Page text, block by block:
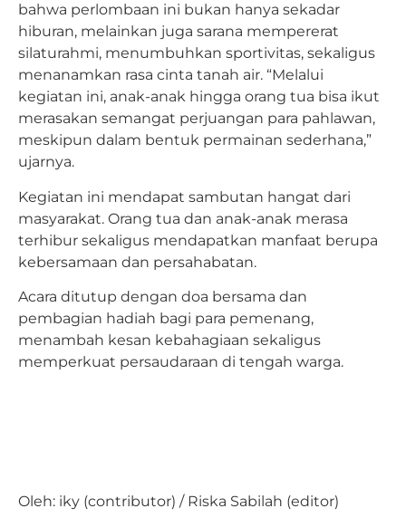
bahwa perlombaan ini bukan hanya sekadar
hiburan, melainkan juga sarana mempererat
silaturahmi, menumbuhkan sportivitas, sekaligus
menanamkan rasa cinta tanah air. “Melalui
kegiatan ini, anak-anak hingga orang tua bisa ikut
merasakan semangat perjuangan para pahlawan,
meskipun dalam bentuk permainan sederhana,”
ujarnya.
Kegiatan ini mendapat sambutan hangat dari
masyarakat. Orang tua dan anak-anak merasa
terhibur sekaligus mendapatkan manfaat berupa
kebersamaan dan persahabatan.
Acara ditutup dengan doa bersama dan
pembagian hadiah bagi para pemenang,
menambah kesan kebahagiaan sekaligus
memperkuat persaudaraan di tengah warga.
Oleh: iky (contributor) / Riska Sabilah (editor)